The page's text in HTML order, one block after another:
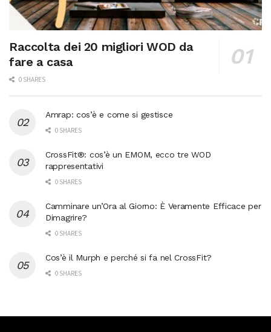
Raccolta dei 20 migliori WOD da
fare a casa
0 SHARES
Amrap: cos’è e come si gestisce
0 SHARES
CrossFit®: cos’è un EMOM, ecco tre WOD
rappresentativi
0 SHARES
Camminare un’Ora al Giorno: È Veramente Efficace per
Dimagrire?
0 SHARES
Cos’è il Murph e perché si fa nel CrossFit?
0 SHARES